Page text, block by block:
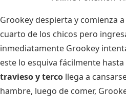
Grookey despierta y comienza
cuarto de los chicos pero
inmediatamente Grookey
este lo esquiva fácilmente
travieso y terco llega a
hambre, luego de comer,